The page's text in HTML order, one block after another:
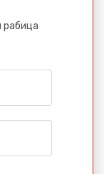
рабица